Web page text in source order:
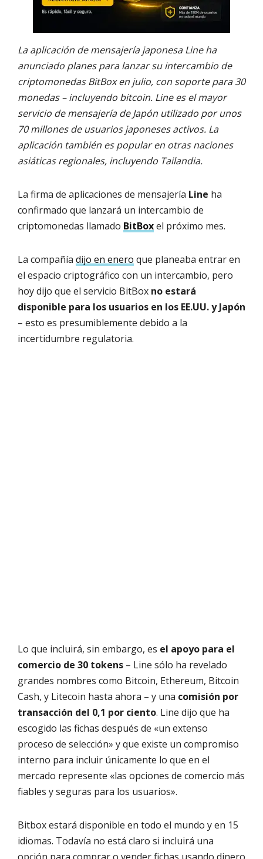
La aplicación de mensajería japonesa Line ha
anunciado planes para lanzar su intercambio de
criptomonedas BitBox en julio, con soporte para 30
monedas – incluyendo bitcoin. Line es el mayor
servicio de mensajería de Japón utilizado por unos
70 millones de usuarios japoneses activos. La
aplicación también es popular en otras naciones
asiáticas regionales, incluyendo Tailandia.
La firma de aplicaciones de mensajería Line ha
confirmado que lanzará un intercambio de
criptomonedas llamado BitBoxel próximo mes.
La compañía dijo en enero que planeaba entrar en
el espacio criptográfico con un intercambio, pero
hoy dijo que el servicio BitBox no estará
disponible para los usuarios en los EE.UU. y Japón
– esto es presumiblemente debido a la
incertidumbre regulatoria.
Lo que incluirá, sin embargo, es el apoyo para el
comercio de 30 tokens – Line sólo ha revelado
grandes nombres como Bitcoin, Ethereum, Bitcoin
Cash, y Litecoin hasta ahora – y una comisión por
transacción del 0,1 por ciento. Line dijo que ha
escogido las fichas después de «un extenso
proceso de selección» y que existe un compromiso
interno para incluir únicamente lo que en el
mercado represente «las opciones de comercio más
fiables y seguras para los usuarios».
Bitbox estará disponible en todo el mundo y en 15
idiomas. Todavía no está claro si incluirá una